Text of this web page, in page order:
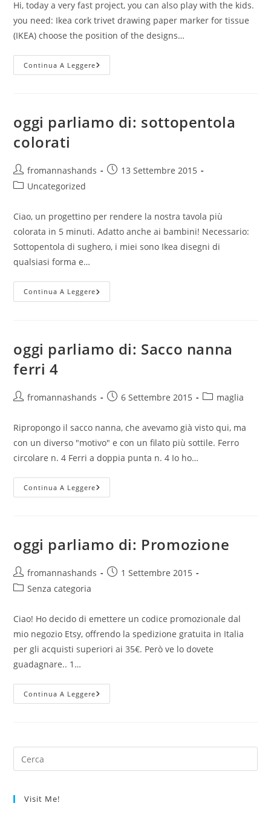
Hi, today a very fast project, you can also play with the kids.
you need: Ikea cork trivet drawing paper marker for tissue
(IKEA) choose the position of the designs…
Continua A LeggereIn
English
oggi parliamo di: sottopentola
colorati
Autore
dell'articolo:
fromannashands
Articolo13 Settembre 2015
Categoria
Uncategorized
Ciao, un progettino per rendere la nostra tavola più
colorata in 5 minuti. Adatto anche ai bambini! Necessario:
Sottopentola di sughero, i miei sono Ikea disegni di
qualsiasi forma e…
Continua A LeggereOggi
Parliamo
oggi parliamo di: Sacco nanna
ferri 4
Autorefromannashands
Articolo6 Settembre 2015
Categoria
maglia
Ripropongo il sacco nanna, che avevamo già visto qui, ma
con un diverso "motivo" e con un filato più sottile. Ferro
circolare n. 4 Ferri a doppia punta n. 4 Io ho…
Continua A LeggereOggi
Parliamo
oggi parliamo di: Promozione
Autore
dell'articolo:
fromannashands
Articolo1 Settembre 2015
Categoria
Senza categoria
Ciao! Ho decido di emettere un codice promozionale dal
mio negozio Etsy, offrendo la spedizione gratuita in Italia
per gli acquisti superiori ai 35€. Però ve lo dovete
guadagnare.. 1…
Continua A LeggereOggi
Parliamo
Visit Me!